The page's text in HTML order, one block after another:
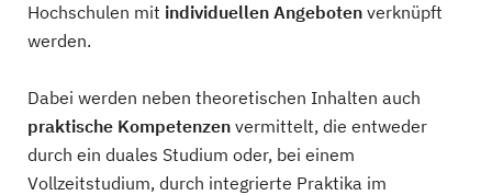
Hochschulen mit individuellen Angeboten verknüpft
werden.
Dabei werden neben theoretischen Inhalten auch
praktische Kompetenzen vermittelt, die entweder
durch ein duales Studium oder, bei einem
Vollzeitstudium, durch integrierte Praktika im